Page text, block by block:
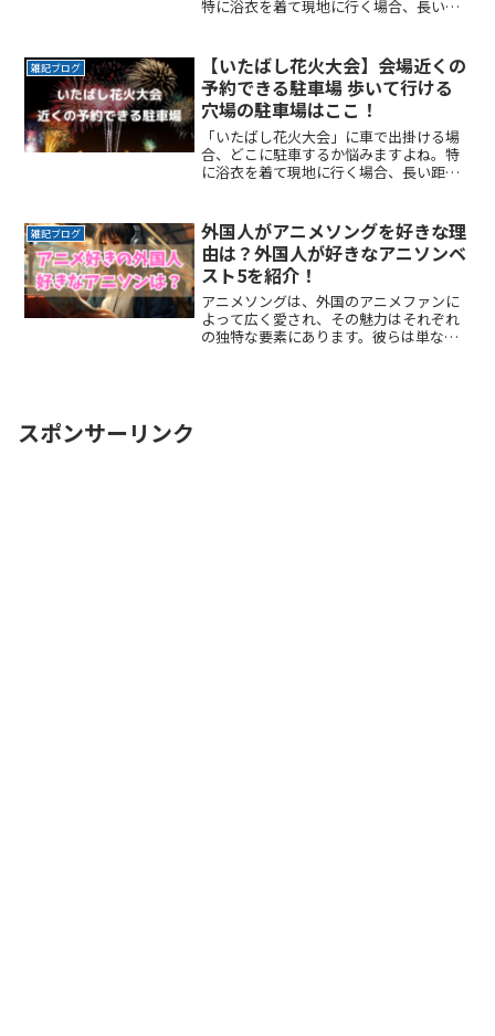
特に浴衣を着て現地に行く場合、長い距
いう安心感が欲しい時間料金を気にせず
楽しみたい駐車場を探すのReadMore...
雑記ブログ
【いたばし花火大会】会場近くの
予約できる駐車場 歩いて行ける
穴場の駐車場はここ！
「いたばし花火大会」に車で出掛ける場
合、どこに駐車するか悩みますよね。特
に浴衣を着て現地に行く場合、長い距離
う安心感が欲しい時間料金を気にせず楽
しみたい駐車場を探すのにReadMore...
雑記ブログ
外国人がアニメソングを好きな理
由は？外国人が好きなアニソンベ
スト5を紹介！
アニメソングは、外国のアニメファンに
よって広く愛され、その魅力はそれぞれ
の独特な要素にあります。彼らは単なる
スポンサーリンク